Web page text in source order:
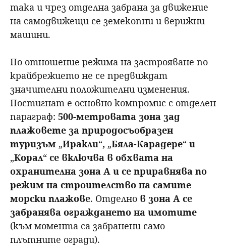
така и чрез отделна забрана за движение
на самодвижещи се земекопни и верижни
машини.
По отношение режима на застрояване по
крайбрежието не се предвиждат
значителни положителни изменения.
Постигнат е основно компромис с отделен
параграф: 500-метровата зона зад
плажовете за природосъобразен
туризъм „Иракли“, „Бяла-Карадере“ и
„Корал“ се включва в обхвата на
охранителна зона А и се приравнява по
режим на строителство на самите
морски плажове. Отделно в зона А се
забранява ограждането на имотите
(към момента са забранени само
плътните огради).